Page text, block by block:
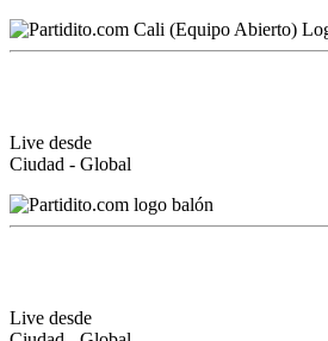
Live desde
Ciudad - Global
Live desde